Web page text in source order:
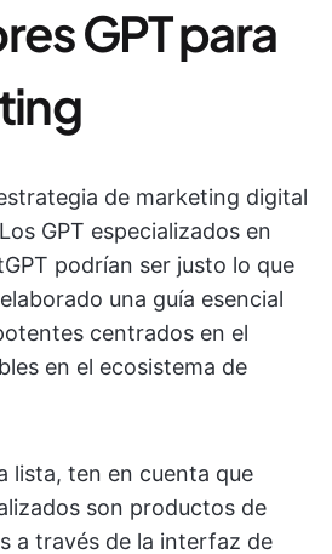
GPT para
de marketing digital
GPT especializados en
podrían ser justo lo que
una guía esencial
centrados en el
en el ecosistema de
lista, ten en cuenta que
son productos de
a través de la interfaz de